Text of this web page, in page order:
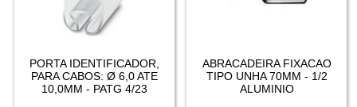
PORTA IDENTIFICADOR,
PARA CABOS: Ø 6,0 ATE
10,0MM - PATG 4/23
ABRACADEIRA FIXACAO
TIPO UNHA 70MM - 1/2
ALUMINIO